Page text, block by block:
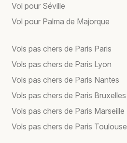
Vol pour Séville
Vol pour Palma de Majorque
Vols pas chers de Paris Paris
Vols pas chers de Paris Lyon
Vols pas chers de Paris Nantes
Vols pas chers de Paris Bruxelles
Vols pas chers de Paris Marseille
Vols pas chers de Paris Toulouse